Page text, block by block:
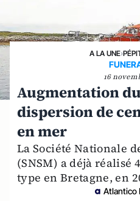
A LA UNE›
16
Augmentation
dispersion de
en mer
La Société Nationale
(SNSM) a déjà réalisé
type en Bretagne, en
Atlantico